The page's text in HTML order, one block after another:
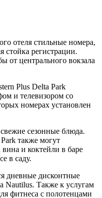
отеля стильные номера,
стойка регистрации.
от центрального вокзала
Plus Delta Park
и телевизором со
номерах установлен
сезонные блюда.
также могут
и коктейли в баре
в саду.
дневные дисконтные
Nautilus. Также к услугам
фитнеса с полотенцами